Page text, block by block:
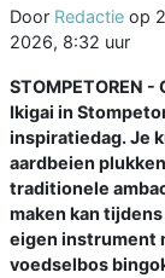
Door Redactie op
2026, 8:32 uur
STOMPETOREN
Ikigai in
inspiratiedag. Je
aardbeien
traditionele
maken kan
eigen instrument
voedselbos